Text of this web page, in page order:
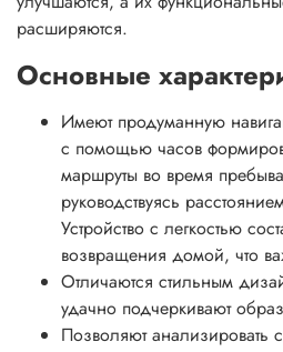
расширяются.
Основные
Имеют продуманную
с помощью часов
маршруты во время
руководствуясь
Устройство с легкостью
возвращения домой, что
Отличаются стильным
удачно подчеркивают
Позволяют анализировать